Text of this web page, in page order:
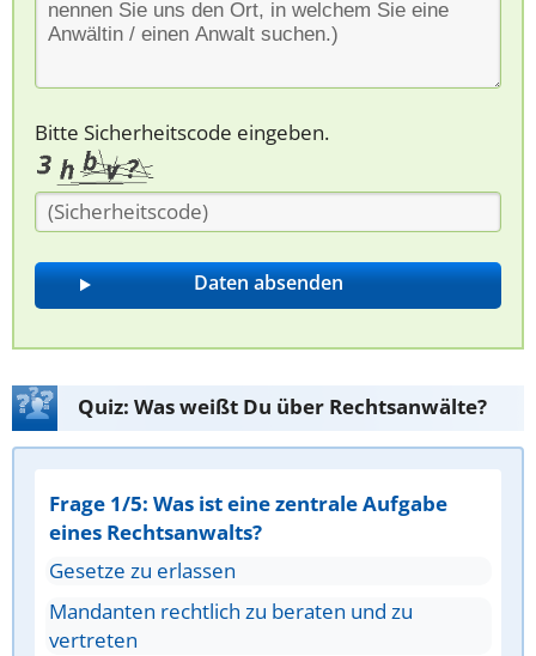
Bitte Sicherheitscode eingeben.
Quiz: Was weißt Du über Rechtsanwälte?
Frage 1/5: Was ist eine zentrale Aufgabe
eines Rechtsanwalts?
Gesetze zu erlassen
Mandanten rechtlich zu beraten und zu
vertreten